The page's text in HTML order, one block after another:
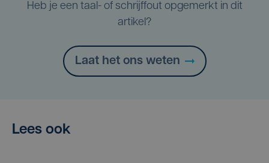
Heb je een taal- of schrijffout opgemerkt in dit
artikel?
Laat het ons weten
Lees ook